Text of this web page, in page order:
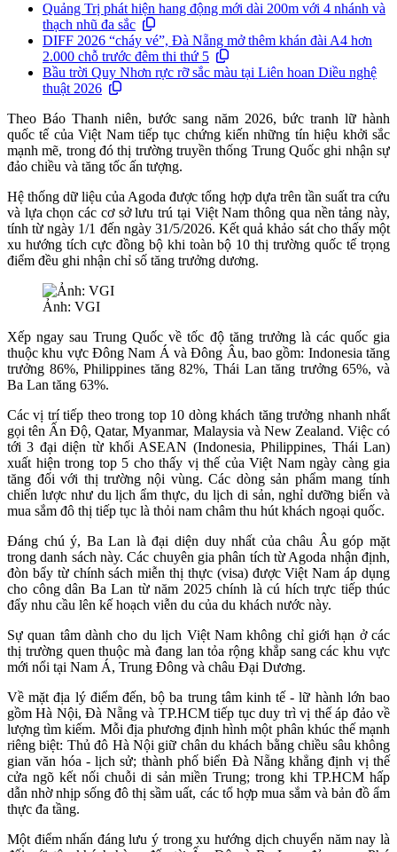
Quảng Trị phát hiện hang động mới dài 200m với 4 nhánh và
thạch nhũ đa sắc
DIFF 2026 “cháy vé”, Đà Nẵng mở thêm khán đài A4 hơn
2.000 chỗ trước đêm thi thứ 5
Bầu trời Quy Nhơn rực rỡ sắc màu tại Liên hoan Diều nghệ
thuật 2026
Theo Báo Thanh niên, bước sang năm 2026, bức tranh lữ hành
quốc tế của Việt Nam tiếp tục chứng kiến những tín hiệu khởi sắc
mạnh mẽ, trong đó thị trường truyền thống Trung Quốc ghi nhận sự
đảo chiều và tăng tốc ấn tượng.
Hệ thống dữ liệu của Agoda được tổng hợp dựa trên tần suất tra cứu
và lựa chọn các cơ sở lưu trú tại Việt Nam thông qua nền tảng này,
tính từ ngày 1/1 đến ngày 31/5/2026. Kết quả khảo sát cho thấy một
xu hướng tích cực đồng bộ khi toàn bộ 10 thị trường quốc tế trọng
điểm đều ghi nhận chỉ số tăng trưởng dương.
Ảnh: VGI
Xếp ngay sau Trung Quốc về tốc độ tăng trưởng là các quốc gia
thuộc khu vực Đông Nam Á và Đông Âu, bao gồm: Indonesia tăng
trưởng 86%, Philippines tăng 82%, Thái Lan tăng trưởng 65%, và
Ba Lan tăng 63%.
Các vị trí tiếp theo trong top 10 dòng khách tăng trưởng nhanh nhất
gọi tên Ấn Độ, Qatar, Myanmar, Malaysia và New Zealand. Việc có
tới 3 đại diện từ khối ASEAN (Indonesia, Philippines, Thái Lan)
xuất hiện trong top 5 cho thấy vị thế của Việt Nam ngày càng gia
tăng đối với thị trường nội vùng. Các dòng sản phẩm mang tính
chiến lược như du lịch ẩm thực, du lịch di sản, nghỉ dưỡng biển và
mua sắm đô thị tiếp tục là thỏi nam châm thu hút khách ngoại quốc.
Đáng chú ý, Ba Lan là đại diện duy nhất của châu Âu góp mặt
trong danh sách này. Các chuyên gia phân tích từ Agoda nhận định,
đòn bẩy từ chính sách miễn thị thực (visa) được Việt Nam áp dụng
cho công dân Ba Lan từ năm 2025 chính là cú hích trực tiếp thúc
đẩy nhu cầu lên kế hoạch viễn du của du khách nước này.
Sự quan tâm dành cho du lịch Việt Nam không chỉ giới hạn ở các
thị trường quen thuộc mà đang lan tỏa rộng khắp sang các khu vực
mới nổi tại Nam Á, Trung Đông và châu Đại Dương.
Về mặt địa lý điểm đến, bộ ba trung tâm kinh tế - lữ hành lớn bao
gồm Hà Nội, Đà Nẵng và TP.HCM tiếp tục duy trì vị thế áp đảo về
lượng tìm kiếm. Mỗi địa phương định hình một phân khúc thế mạnh
riêng biệt: Thủ đô Hà Nội giữ chân du khách bằng chiều sâu không
gian văn hóa - lịch sử; thành phố biển Đà Nẵng khẳng định vị thế
cửa ngõ kết nối chuỗi di sản miền Trung; trong khi TP.HCM hấp
dẫn nhờ nhịp sống đô thị sầm uất, các tổ hợp mua sắm và bản đồ ẩm
thực đa tầng.
Một điểm nhấn đáng lưu ý trong xu hướng dịch chuyển năm nay là